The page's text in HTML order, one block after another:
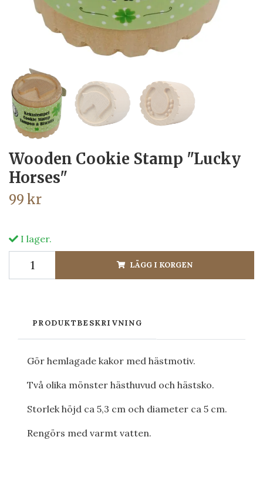
Wooden Cookie Stamp "Lucky
Horses"
99 kr
I lager.
LÄGG I KORGEN
PRODUKTBESKRIVNING
Gör hemlagade kakor med hästmotiv.
Två olika mönster hästhuvud och hästsko.
Storlek höjd ca 5,3 cm och diameter ca 5 cm.
Rengörs med varmt vatten.